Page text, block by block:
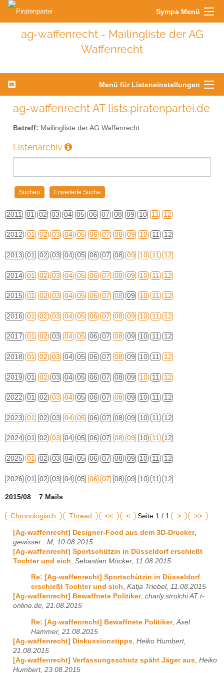
Sympa Menü
ag-waffenrecht - Mailingliste der AG
Waffenrecht
Menü für Listeneinstellungen
ag-waffenrecht AT lists.piratenpartei.de
Betreff: Mailingliste der AG Waffenrecht
Listenarchiv
2011 01 02 03 04 05 06 07 08 09 10 11 12
2012 01 02 03 04 05 06 07 08 09 10 11 12
2013 01 02 03 04 05 06 07 08 09 10 11 12
2014 01 02 03 04 05 06 07 08 09 10 11 12
2015 01 02 03 04 05 06 07 08 09 10 11 12
2016 01 02 03 04 05 06 07 08 09 10 11 12
2017 01 02 03 04 05 06 07 08 09 10 11 12
2018 01 02 03 04 05 06 07 08 09 10 11 12
2019 01 02 03 04 05 06 07 08 09 10 11 12
2022 01 02 03 04 05 06 07 08 09 10 11 12
2023 01 02 03 04 05 06 07 08 09 10 11 12
2024 01 02 03 04 05 06 07 08 09 10 11 12
2025 01 02 03 04 05 06 07 08 09 10 11 12
2026 01 02 03 04 05 06 07 08 09 10 11 12
2015/08 7 Mails
Chronologisch Thread << < Seite 1 / 1 > >>
[Ag-waffenrecht] Designer-Food aus dem 3D-Drucker,
gewisser . M, 10.08.2015
[Ag-waffenrecht] Sportschützin in Düsseldorf erschießt
Tochter und sich Sebastian Möcker, 11.08.2015
Re: [Ag-waffenrecht] Sportschützin in Düsseldorf
erschießt Tochter und sich, Katja Triebel, 11.08.2015
[Ag-waffenrecht] Bewaffnete Politiker, charly.strolchi AT t-
online.de, 21.08.2015
Re: [Ag-waffenrecht] Bewaffnete Politiker, Axel
Hammer, 21.08.2015
[Ag-waffenrecht] Diskussionstipps Heiko Humbert,
21.08.2015
[Ag-waffenrecht] Verfassungsschutz späht Jäger aus Heiko
Humbert, 23.08.2015